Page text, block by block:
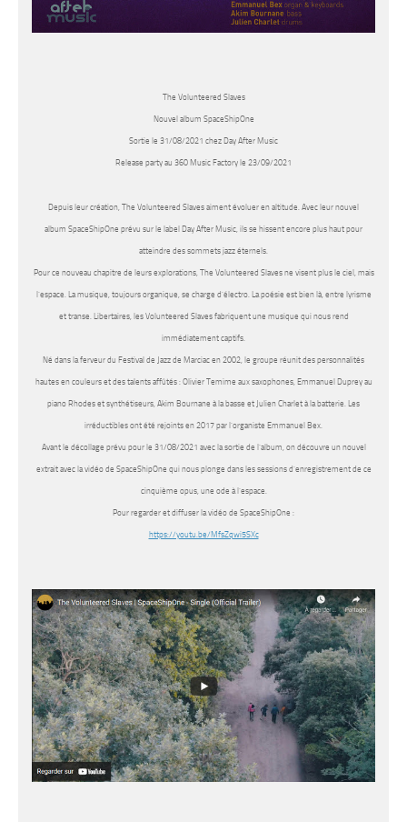
The Volunteered Slaves
Nouvel album SpaceShipOne
Sortie le 31/08/2021 chez Day After Music
Release party au 360 Music Factory le 23/09/2021
Depuis leur création, The Volunteered Slaves aiment évoluer en altitude. Avec leur nouvel
album SpaceShipOne prévu sur le label Day After Music, ils se hissent encore plus haut pour
atteindre des sommets jazz éternels.
Pour ce nouveau chapitre de leurs explorations, The Volunteered Slavesne visent plus le ciel, mais
l’espace. La musique, toujours organique, se charge d’électro. La poésie est bien là, entre lyrisme
et transe. Libertaires, les Volunteered Slavesfabriquent une musique qui nous rend
immédiatement captifs.
Né dans la ferveur du Festival de Jazz de Marciac en 2002, le groupe réunit des personnalités
hautes en couleurs et des talents affûtés : Olivier Temime aux saxophones, Emmanuel Duprey au
piano Rhodes et synthétiseurs, Akim Bournane à la basse et Julien Charlet à la batterie. Les
irréductibles ont été rejoints en 2017 par l’organiste Emmanuel Bex.
Avant le décollage prévu pour le 31/08/2021 avec la sortie de l’album, on découvre un nouvel
extrait avec la vidéo de SpaceShipOne qui nous plonge dans les sessions d’enregistrement de ce
cinquième opus, une ode à l’espace.
Pour regarder et diffuser la vidéo de SpaceShipOne :
https://youtu.be/MfsZqwi5SXc